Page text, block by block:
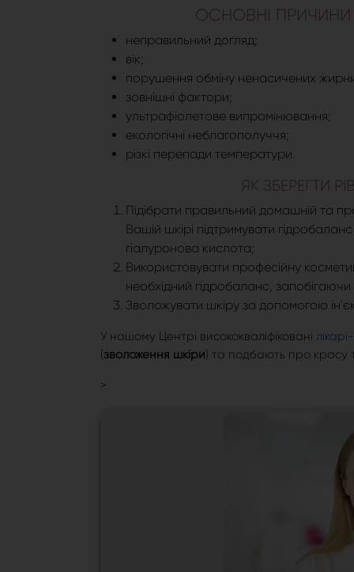
ОСНОВНІ ПРИЧИНИ
неправильний догляд;
вік;
порушення обміну ненасичених
зовнішні фактори;
ультрафіолетове випромінювання;
екологічні неблагополуччя;
різкі перепади температури.
ЯК ЗБЕРЕГТИ
Підібрати правильний домашній та
Вашій шкірі підтримувати
гіалуронова кислота;
Використовувати професійну
необхідний гідробаланс,
Зволожувати шкіру за допомогою
У нашому Центрі висококваліфіковані
(зволоження шкіри) та подбають про красу
>